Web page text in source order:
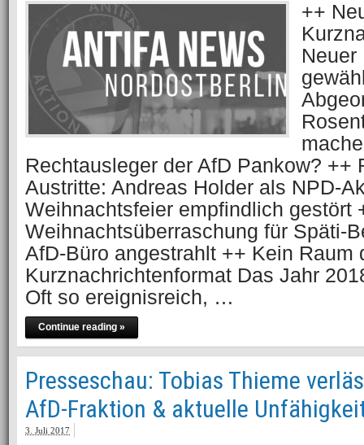
++
Neuer
Rechtausleger der AfD Pankow? ++
Austritte: Andreas Holder als NPD-
Weihnachtsfeier empfindlich gestört
Weihnachtsüberraschung für Späti-
AfD-Büro angestrahlt ++ Kein Raum
Kurznachrichtenformat Das Jahr
Oft so ereignisreich, …
Continue reading »
Presseschau: Tobias Thieme
AfD-Fraktion & aktuelle
3. Juli 2017